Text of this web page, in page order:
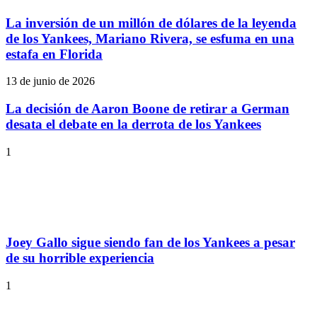
La inversión de un millón de dólares de la leyenda
de los Yankees, Mariano Rivera, se esfuma en una
estafa en Florida
13 de junio de 2026
La decisión de Aaron Boone de retirar a German
desata el debate en la derrota de los Yankees
1
Joey Gallo sigue siendo fan de los Yankees a pesar
de su horrible experiencia
1